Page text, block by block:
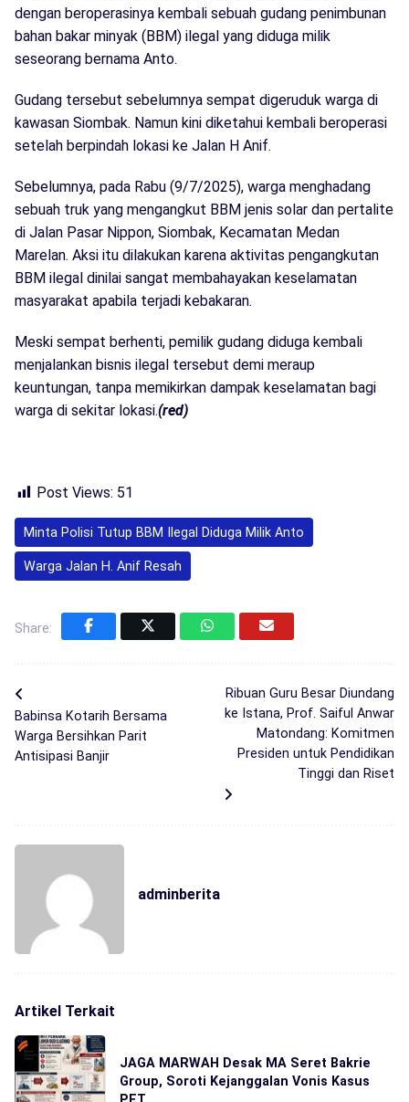
dengan beroperasinya kembali sebuah gudang penimbunan
bahan bakar minyak (BBM) ilegal yang diduga milik
seseorang bernama Anto.
Gudang tersebut sebelumnya sempat digeruduk warga di
kawasan Siombak. Namun kini diketahui kembali beroperasi
setelah berpindah lokasi ke Jalan H Anif.
Sebelumnya, pada Rabu (9/7/2025), warga menghadang
sebuah truk yang mengangkut BBM jenis solar dan pertalite
di Jalan Pasar Nippon, Siombak, Kecamatan Medan
Marelan. Aksi itu dilakukan karena aktivitas pengangkutan
BBM ilegal dinilai sangat membahayakan keselamatan
masyarakat apabila terjadi kebakaran.
Meski sempat berhenti, pemilik gudang diduga kembali
menjalankan bisnis ilegal tersebut demi meraup
keuntungan, tanpa memikirkan dampak keselamatan bagi
warga di sekitar lokasi.(red)
Post Views: 51
Minta Polisi Tutup BBM Ilegal Diduga Milik Anto
Warga Jalan H. Anif Resah
Share:
Babinsa Kotarih Bersama
Warga Bersihkan Parit
Antisipasi Banjir
Ribuan Guru Besar Diundang
ke Istana, Prof. Saiful Anwar
Matondang: Komitmen
Presiden untuk Pendidikan
Tinggi dan Riset
adminberita
Artikel Terkait
JAGA MARWAH Desak MA Seret Bakrie
Group, Soroti Kejanggalan Vonis Kasus